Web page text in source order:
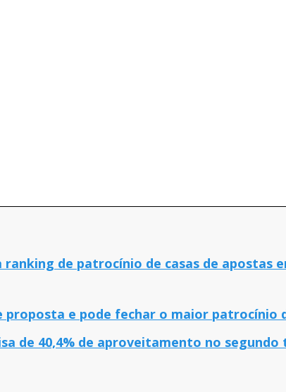
de patrocínio de casas de apostas
proposta e pode fechar o maior patrocínio
de 40,4% de aproveitamento no